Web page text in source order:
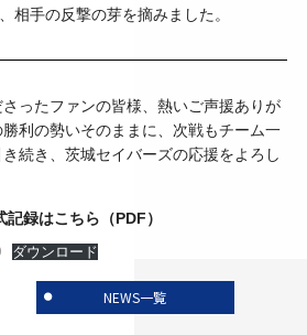
相手の反撃の芽を摘みました。
ったファンの皆様、熱いご声援ありが
利の勢いそのままに、次戦もチーム一
続き、茨城セイバーズの応援をよろし
録はこちら（PDF）
ダウンロード
NEWS一覧